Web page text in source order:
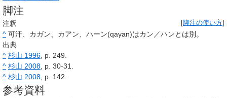
脚注
[脚注の使い方]
注釈
^ 可汗、カガン、カアン、ハーン(qaγan)はカン／ハンとは別。
出典
^ 杉山 1996 , p. 249.
^ 杉山 2008 , p. 30-31.
^ 杉山 2008 , p. 142.
参考資料